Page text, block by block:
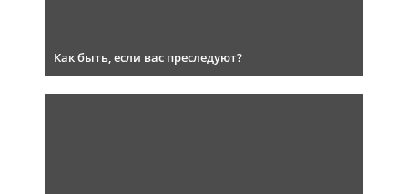
Как быть, если вас преследуют?